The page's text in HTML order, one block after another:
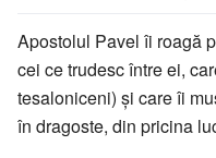
Apostolul Pavel îi roagă
cei ce trudesc între ei,
tesaloniceni) şi care îi
în dragoste, din pricina